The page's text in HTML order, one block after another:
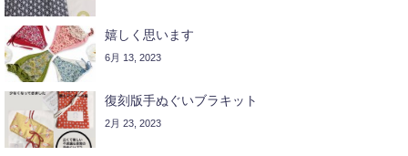
嬉しく思います
6月 13, 2023
復刻版手ぬぐいブラキット
2月 23, 2023